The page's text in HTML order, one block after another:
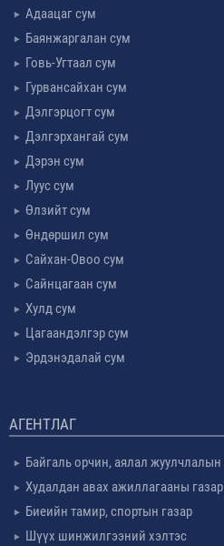
Адаацаг сум
Баянжаргалан сум
Говь-Угтаал сум
Гурвансайхан сум
Дэлгэрцогт сум
Дэлгэрхангай сум
Дэрэн сум
Луус сум
Өлзийт сум
Өндөршил сум
Сайхан-Овоо сум
Сайнцагаан сум
Хулд сум
Цагаандэлгэр сум
Эрдэнэдалай сум
АГЕНТЛАГ
Байгаль орчин, аялал жуулчлалын
Худалдан авах ажиллагааны газар
Биеийн тамир, спортын газар
Шүүх шинжилгээний хэлтэс